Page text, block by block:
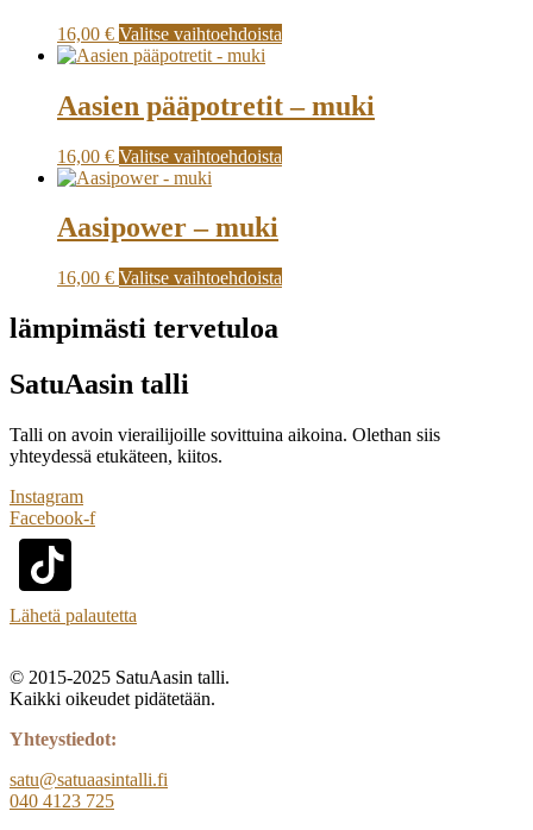
16,00 € Valitse vaihtoehdoista
Aasien pääpotretit – muki
16,00 € Valitse vaihtoehdoista
Aasipower – muki
16,00 € Valitse vaihtoehdoista
lämpimästi tervetuloa
SatuAasin talli
Talli on avoin vierailijoille sovittuina aikoina. Olethan siis
yhteydessä etukäteen, kiitos.
Instagram
Facebook-f
Lähetä palautetta
© 2015-2025 SatuAasin talli.
Kaikki oikeudet pidätetään.
Yhteystiedot:
satu@satuaasintalli.fi
040 4123 725